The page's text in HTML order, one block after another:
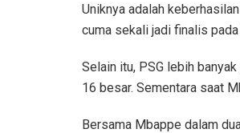
Uniknya adalah
cuma sekali jadi finalis
Selain itu, PSG lebih
16 besar. Sementara saat
Bersama Mbappe dalam